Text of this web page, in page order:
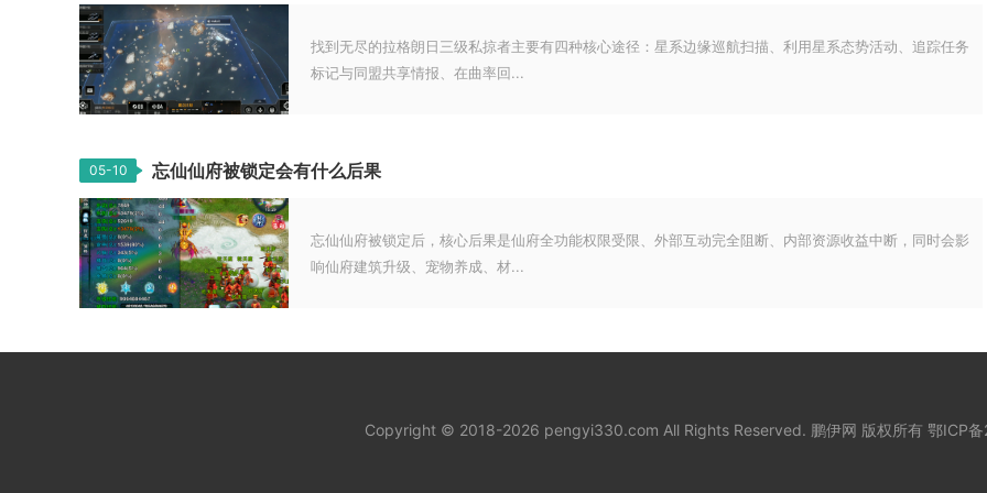
找到无尽的拉格朗日三级私掠者主要有四种核心途径：星系边缘巡航扫描、利用星系态势活动、追踪任务
标记与同盟共享情报、在曲率回...
05-10 忘仙仙府被锁定会有什么后果
忘仙仙府被锁定后，核心后果是仙府全功能权限受限、外部互动完全阻断、内部资源收益中断，同时会影
响仙府建筑升级、宠物养成、材...
Copyright © 2018-2026 pengyi330.com All Rights Reserved. 鹏伊网 版权所有 鄂ICP